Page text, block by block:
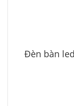
Đèn bàn